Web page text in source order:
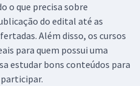
o que precisa sobre
do edital até as
Além disso, os cursos
para quem possui uma
estudar bons conteúdos para